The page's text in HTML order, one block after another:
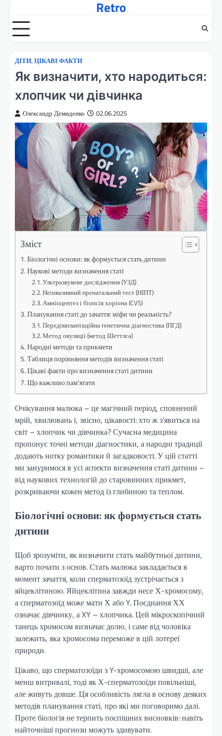
вмісту
Retro
ДІТИ, ЦІКАВІ ФАКТИ
Як визначити, хто народиться:
хлопчик чи дівчинка
Олександр Демиденко 02.06.2025
Зміст
Біологічні основи: як формується стать дитини
Наукові методи визначення статі
Ультразвукове дослідження (УЗД)
Неінвазивний пренатальний тест (НІПТ)
Амніоцентез і біопсія хоріона (CVS)
Планування статі до зачаття: міфи чи реальність?
Передімплантаційна генетична діагностика (ПГД)
Метод овуляції (метод Шеттлса)
Народні методи та прикмети
Таблиця порівняння методів визначення статі
Цікаві факти про визначення статі дитини
Що важливо пам’ятати
Очікування малюка – це магічний період, сповнений
мрій, хвилювань і, звісно, цікавості: хто ж з’явиться на
світ – хлопчик чи дівчинка? Сучасна медицина
пропонує точні методи діагностики, а народні традиції
додають нотку романтики й загадковості. У цій статті
ми зануримося в усі аспекти визначення статі дитини –
від наукових технологій до старовинних прикмет,
розкриваючи кожен метод із глибиною та теплом.
Біологічні основи: як формується стать
дитини
Щоб зрозуміти, як визначити стать майбутньої дитини,
варто почати з основ. Стать малюка закладається в
момент зачаття, коли сперматозоїд зустрічається з
яйцеклітиною. Яйцеклітина завжди несе Х-хромосому,
а сперматозоїд може мати Х або Y. Поєднання ХХ
означає дівчинку, а XY – хлопчика. Цей мікроскопічний
танець хромосом визначає долю, і саме від чоловіка
залежить, яка хромосома переможе в цій лотереї
природи.
Цікаво, що сперматозоїди з Y-хромосомою швидші, але
менш витривалі, тоді як Х-сперматозоїди повільніші,
але живуть довше. Ця особливість лягла в основу деяких
методів планування статі, про які ми поговоримо далі.
Проте біологія не терпить поспішних висновків: навіть
найточніші прогнози можуть здивувати.